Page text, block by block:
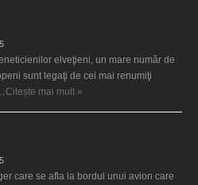
elveţieni, un mare număr de
sunt legaţi de cei mai renumiţi
Citește mai mult »
care se afla la bordul unui avion care